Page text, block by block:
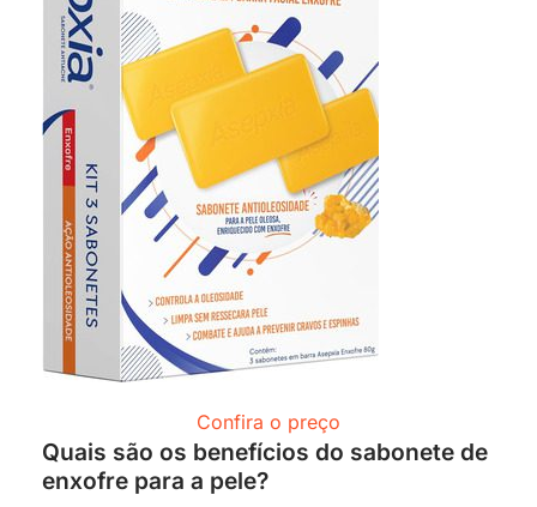
Confira o preço
Quais são os benefícios do sabonete de
enxofre para a pele?